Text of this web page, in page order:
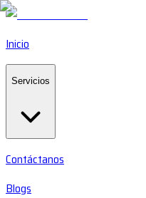
Inicio
Servicios
Contáctanos
Blogs